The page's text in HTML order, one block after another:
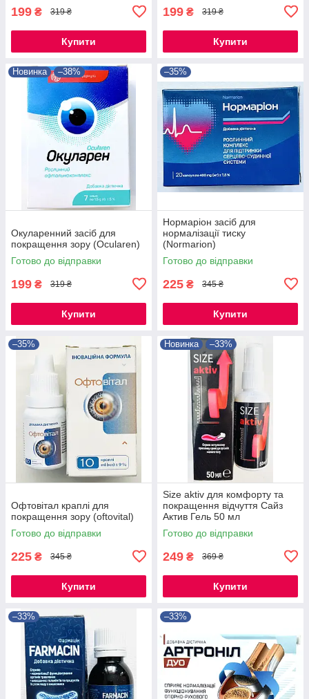
199 ₴ 319 ₴
Купити
199 ₴ 319 ₴
Купити
Новинка –38%
Окуларенний засіб для
покращення зору (Ocularen)
Готово до відправки
199 ₴ 319 ₴
Купити
–35%
Нормаріон засіб для
нормалізації тиску
(Normarion)
Готово до відправки
225 ₴ 345 ₴
Купити
–35%
Офтовітал краплі для
покращення зору (oftovital)
Готово до відправки
225 ₴ 345 ₴
Купити
Новинка –33%
Size aktiv для комфорту та
покращення відчуття Сайз
Актив Гель 50 мл
Готово до відправки
249 ₴ 369 ₴
Купити
–33% –33%